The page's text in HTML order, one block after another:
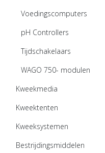
Voedingscomputers
pH Controllers
Tijdschakelaars
WAGO 750- modulen
Kweekmedia
Kweektenten
Kweeksystemen
Bestrijdingsmiddelen